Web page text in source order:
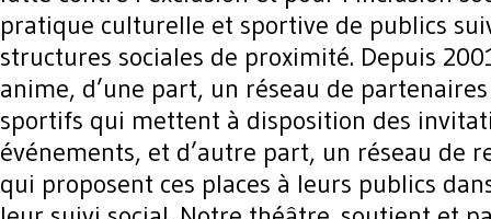
pratique culturelle et sportive de publics
structures sociales de proximité. Depuis
anime, d’une part, un réseau de
sportifs qui mettent à disposition des
événements, et d’autre part, un réseau de
qui proposent ces places à leurs publics